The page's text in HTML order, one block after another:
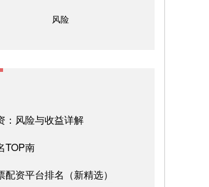
风险
：风险与收益详解
TOP南
资平台排名（新精选）